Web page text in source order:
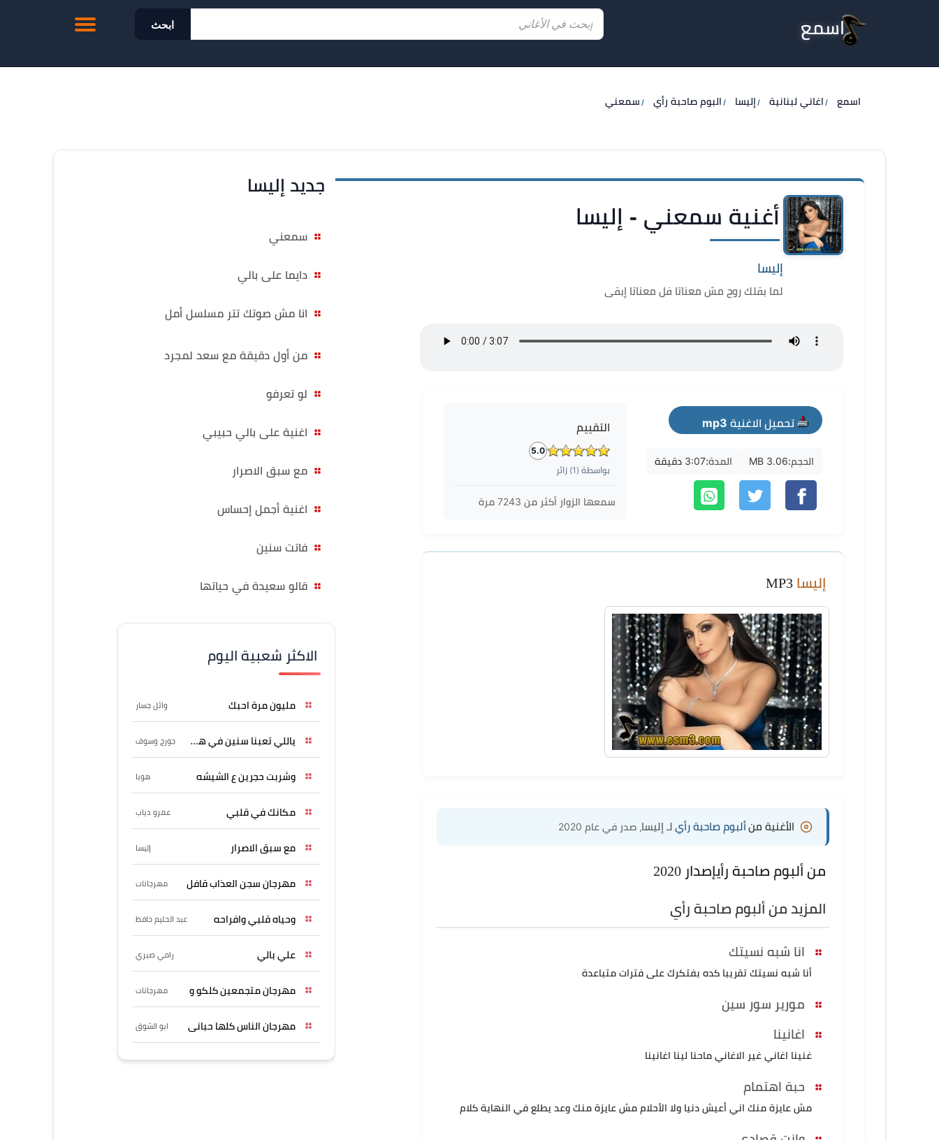
اسمع ابحث
اسمع اغاني لبنانية إليسا البوم صاحبة رأي سمعني
أغنية سمعني - إليسا
إليسا
لما بقلك روح مش معناتا فل معناتا إبقى
تحميل الاغنية mp3
الحجم:3.06 MB المدة:3:07 دقيقة
التقييم
5.0
بواسطة ( 1) زائر
سمعها الزوار أكثر من 7243 مرة
إليسا
الأغنية منألبوم صاحبة رأي لـ إليسا ، صدر في عام 2020
من ألبوم صاحبة رأيإصدار 2020
المزيد من ألبوم صاحبة رأي
انا شبه نسيتك
أنا شبه نسيتك تقريبا كده بفتكرك على فترات متباعدة
مورير سور سين
اغانينا
غنينا اغاني غير الاغاني ماحنا لينا اغانينا
حبة اهتمام
مش عايزة منك اني أعيش دنيا ولا الأحلام مش عايزة منك وعد يطلع في النهاية كلام
جديد إليسا
سمعني
دايما على بالي
انا مش صوتك تتر مسلسل أمل
من أول دقيقة مع سعد لمجرد
لو تعرفو
اغنية على بالي حبيبي
مع سبق الاصرار
اغنية أجمل إحساس
فاتت سنين
قالو سعيدة في حياتها
الاكثر شعبية اليوم
مليون مرة احبك وائل جسار
ياللي تعبنا سنين في هواه جورج وسوف
وشربت حجرين ع الشيشه هوبا
مكانك في قلبي عمرو دياب
مع سبق الاصرار إليسا
مهرجان سجن العذاب قافل مهرجانات
وحياه قلبي وافراحه عبد الحليم حافظ
علي بالي رامي صبري
مهرجان متجمعين كلكو و مهرجانات
مهرجان الناس كلها حبانى ابو الشوق